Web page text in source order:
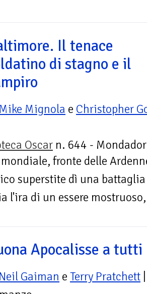
Il tenace
di stagno e il
Mike Mignola e Christopher
Oscar n. 644 -
fronte delle
superstite dì una
l'ira di un essere
Apocalisse a tutti
Neil Gaiman e Terry Pratchett